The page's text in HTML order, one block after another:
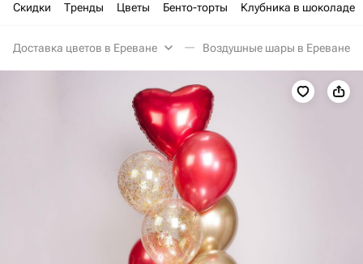
Скидки Тренды Цветы Бенто-торты Клубника в шоколаде
Доставка цветов в Ереване Воздушные шары в Ереване